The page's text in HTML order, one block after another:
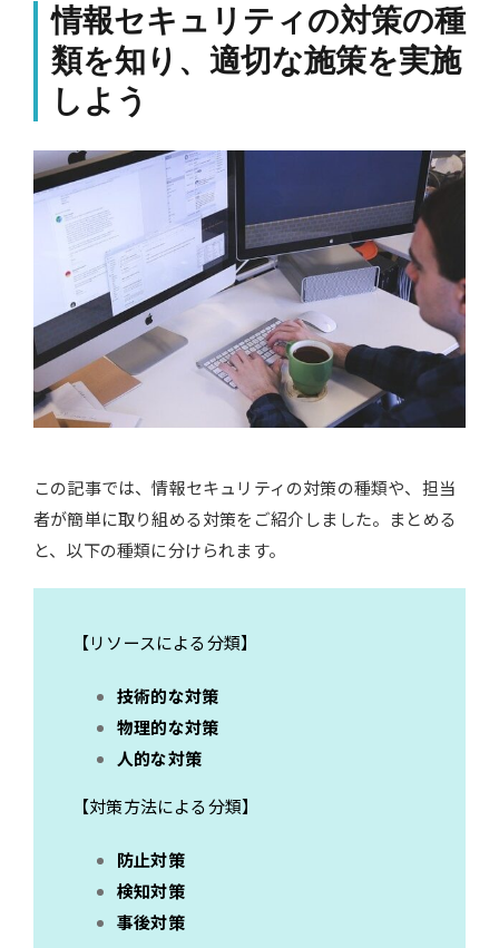
情報セキュリティの対策の種
類を知り、適切な施策を実施
しよう
この記事では、情報セキュリティの対策の種類や、担当
者が簡単に取り組める対策をご紹介しました。まとめる
と、以下の種類に分けられます。
【リソースによる分類】
技術的な対策
物理的な対策
人的な対策
【対策方法による分類】
防止対策
検知対策
事後対策